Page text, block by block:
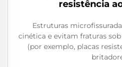
resistência
Estruturas
cinética e evitam fraturas
(por exemplo, placas